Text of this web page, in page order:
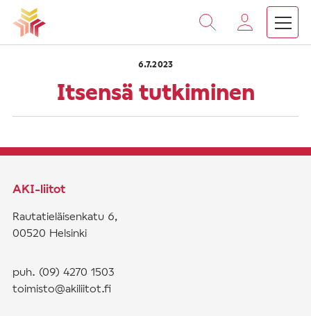
Vieritä
sisältöön
Etusivu Itsensä tutkiminen
6.7.2023
Itsensä tutkiminen
AKI-liitot
Rautatieläisenkatu 6,
00520 Helsinki
puh. (09) 4270 1503
toimisto@akiliitot.fi